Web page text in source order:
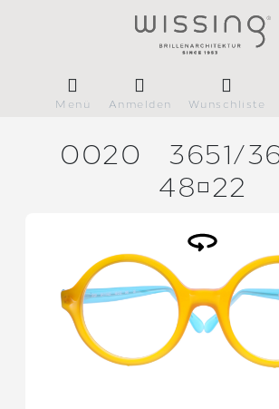
Menü Anmelden Wunschliste
0020 3651/
4822